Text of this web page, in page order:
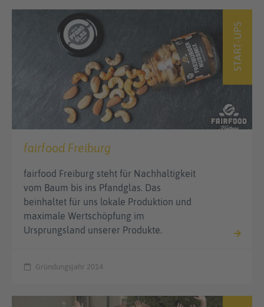
START-UPS
fairfood Freiburg
fairfood Freiburg steht für Nachhaltigkeit
vom Baum bis ins Pfandglas. Das
beinhaltet für uns lokale Produktion und
maximale Wertschöpfung im
Ursprungsland unserer Produkte.
Gründungsjahr 2014